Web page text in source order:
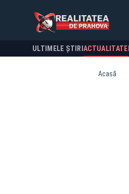
ULTIMELE ȘTIRI ACTUALITATE
Acasă